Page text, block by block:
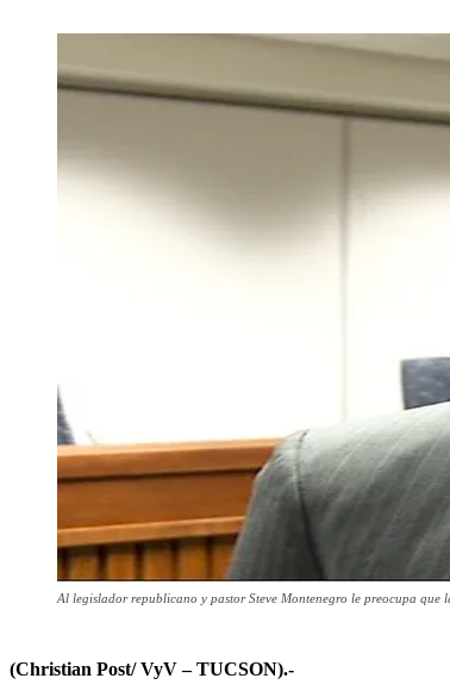
Al legislador republicano y pastor Steve Montenegro le preocupa que
(Christian Post/ VyV – TUCSON).-